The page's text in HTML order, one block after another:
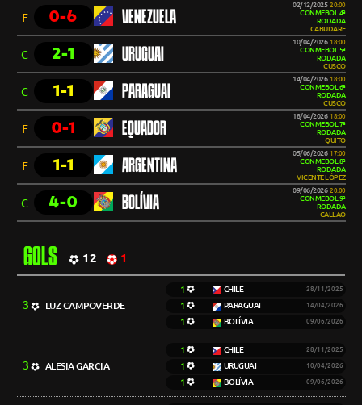
F 0-6 VENEZUELA
02/12/2025 20:00
CONMEBOL 4ª
RODADA
CABUDARE
C 2-1 URUGUAI
10/04/2026 18:00
CONMEBOL 5ª
RODADA
CUSCO
C 1-1 PARAGUAI
14/04/2026 18:00
CONMEBOL 6ª
RODADA
CUSCO
F 0-1 EQUADOR
18/04/2026 18:00
CONMEBOL 7ª
RODADA
QUITO
F 1-1 ARGENTINA
05/06/2026 17:00
CONMEBOL 8ª
RODADA
VICENTE LÓPEZ
C 4-0 BOLÍVIA
09/06/2026 20:00
CONMEBOL 9ª
RODADA
CALLAO
GOLS 12 1
3 LUZ CAMPOVERDE
1 CHILE 28/11/2025
1 PARAGUAI 14/04/2026
1 BOLÍVIA 09/06/2026
3 ALESIA GARCIA
1 CHILE 28/11/2025
1 URUGUAI 10/04/2026
1 BOLÍVIA 09/06/2026